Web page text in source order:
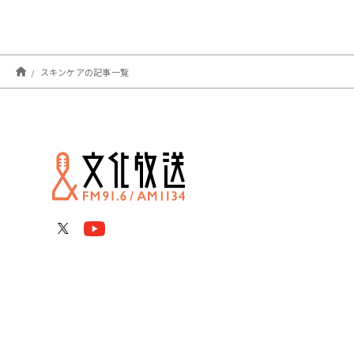
スキンケアの記事一覧